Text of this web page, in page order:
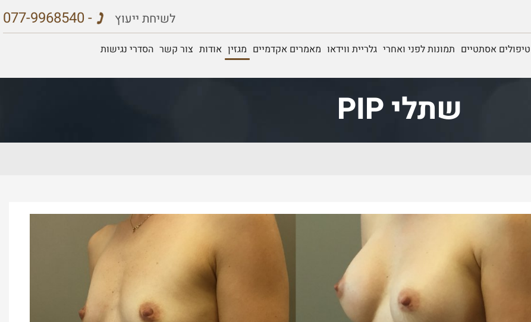
077-9968540 - לשיחת ייעוץ
טיפולים אסתטיים תמונות לפני ואחרי גלריית ווידאו מאמרים אקדמיים מגזין אודות צור קשר הסדרי נגישות
שתלי PIP